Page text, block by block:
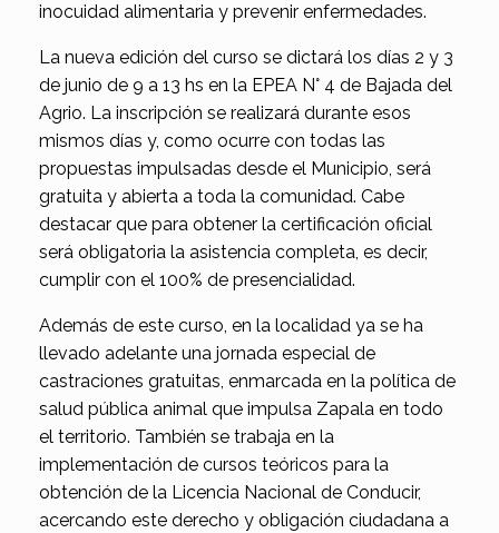
inocuidad alimentaria y prevenir enfermedades.
La nueva edición del curso se dictará los días 2 y 3
de junio de 9 a 13 hs en la EPEA N° 4 de Bajada del
Agrio. La inscripción se realizará durante esos
mismos días y, como ocurre con todas las
propuestas impulsadas desde el Municipio, será
gratuita y abierta a toda la comunidad. Cabe
destacar que para obtener la certificación oficial
será obligatoria la asistencia completa, es decir,
cumplir con el 100% de presencialidad.
Además de este curso, en la localidad ya se ha
llevado adelante una jornada especial de
castraciones gratuitas, enmarcada en la política de
salud pública animal que impulsa Zapala en todo
el territorio. También se trabaja en la
implementación de cursos teóricos para la
obtención de la Licencia Nacional de Conducir,
acercando este derecho y obligación ciudadana a